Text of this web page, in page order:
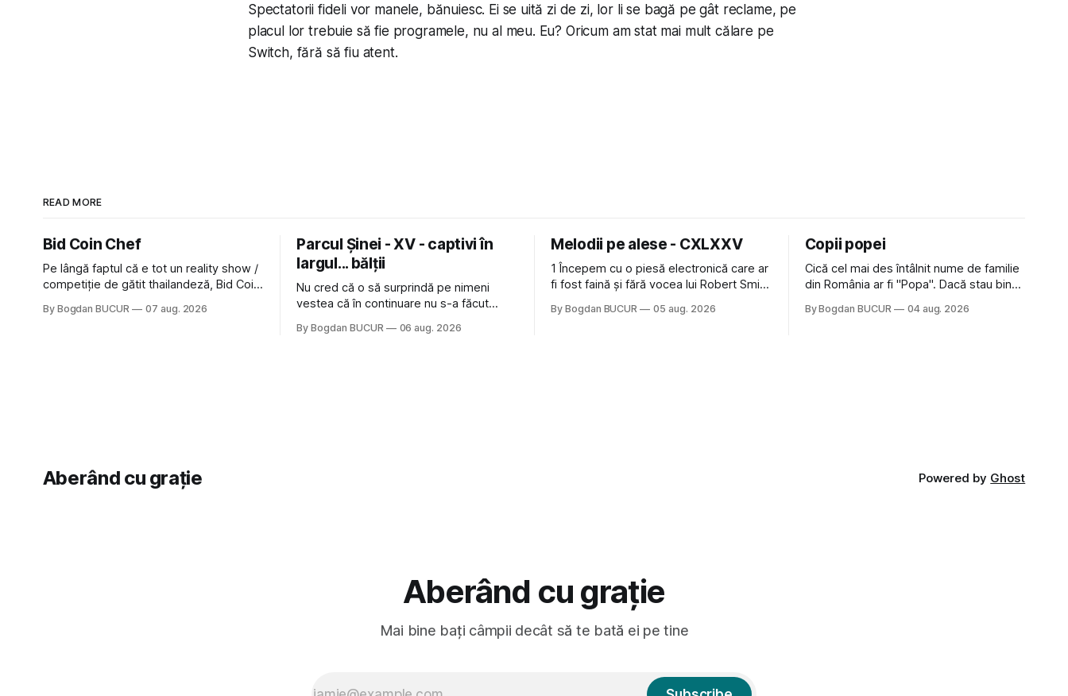
Spectatorii fideli vor manele, bănuiesc. Ei se uită zi de zi, lor li se bagă pe gât reclame, pe
placul lor trebuie să fie programele, nu al meu. Eu? Oricum am stat mai mult călare pe
Switch, fără să fiu atent.
READ MORE
Bid Coin Chef
Pe lângă faptul că e tot un reality show /
competiție de gătit thailandeză, Bid Coin
Restaurant War Street King Thailand: și
By Bogdan BUCUR 07 aug. 2026
Parcul Șinei - XV - captivi în
largul... bălții
Nu cred că o să surprindă pe nimeni
vestea că în continuare nu s-a făcut
afară de faptul că potăile apărute acolo
By Bogdan BUCUR 06 aug. 2026
Melodii pe alese - CXLXXV
1 Începem cu o piesă electronică care ar
fi fost faină și fără vocea lui Robert Smith
Castles, o formație cu multe piese faine
By Bogdan BUCUR 05 aug. 2026
Copii popei
Cică cel mai des întâlnit nume de familie
din România ar fi "Popa". Dacă stau bine
colegi de școala Popa cam peste tot
By Bogdan BUCUR 04 aug. 2026
Aberând cu grație Powered by Ghost
Aberând cu grație
Mai bine bați câmpii decât să te bată ei pe tine